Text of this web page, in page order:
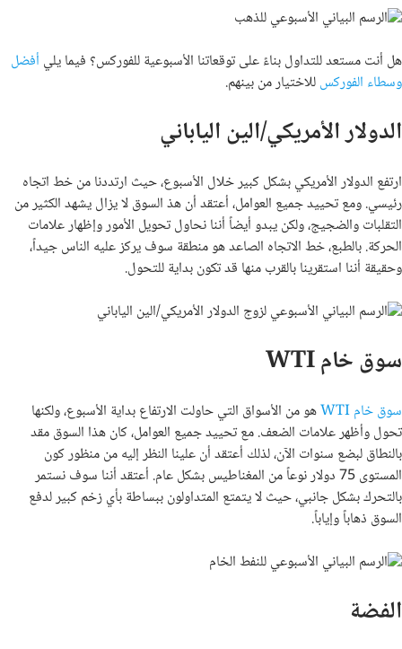
هل أنت مستعد للتداول بناءً على توقعاتنا الأسبوعية للفوركس؟ فيما يلي أفضل
وسطاء الفوركسللاختيار من بينهم.
الدولار الأمريكي/الين الياباني
ارتفع الدولار الأمريكي بشكل كبير خلال الأسبوع، حيث ارتددنا من خط اتجاه
رئيسي. ومع تحييد جميع العوامل، أعتقد أن هذ السوق لا يزال يشهد الكثير من
التقلبات والضجيج، ولكن يبدو أيضاً أننا نحاول تحويل الأمور وإظهار علامات
الحركة. بالطبع، خط الاتجاه الصاعد هو منطقة سوف يركز عليه الناس جيداً،
وحقيقة أننا استقرينا بالقرب منها قد تكون بداية للتحول.
سوق خام WTI
سوق خام WTI
هو من الأسواق التي حاولت الارتفاع بداية الأسبوع، ولكنها
تحول وأظهر علامات الضعف. مع تحييد جميع العوامل، كان هذا السوق مقد
بالنطاق لبضع سنوات الآن، لذلك أعتقد أن علينا النظر إليه من منظور كون
المستوى 75 دولار نوعاً من المغناطيس بشكل عام. أعتقد أننا سوف نستمر
بالتحرك بشكل جانبي، حيث لا يتمتع المتداولون ببساطة بأي زخم كبير لدفع
السوق ذهاباً وإياباً.
الفضة